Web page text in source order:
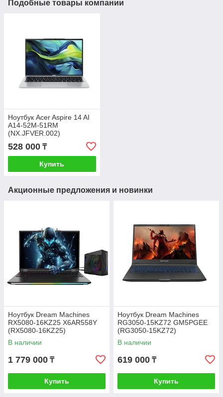
Подобные товары компании
Ноутбук Acer Aspire 14 AI
A14-52M-51RM
(NX.JFVER.002)
528 000 ₸
Купить
Акционные предложения и новинки
Ноутбук Dream Machines
RX5080-16KZ25 X6AR558Y
(RX5080-16KZ25)
В наличии
1 779 000 ₸
Купить
Ноутбук Dream Machines
RG3050-15KZ72 GM5PGEE
(RG3050-15KZ72)
В наличии
619 000 ₸
Купить